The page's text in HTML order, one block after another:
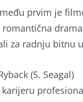
prvim je
za radnju bitnu
(S. Seagal)